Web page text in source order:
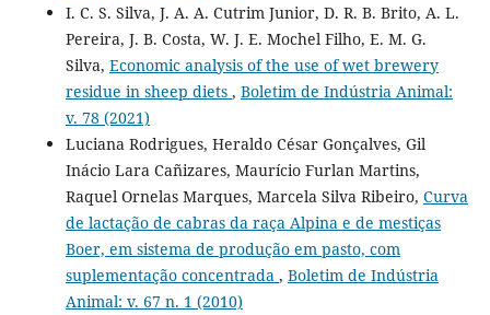
I. C. S. Silva, J. A. A. Cutrim Junior, D. R. B. Brito, A. L.
Pereira, J. B. Costa, W. J. E. Mochel Filho, E. M. G.
Silva, Economic analysis of the use of wet brewery
residue in sheep diets , Boletim de Indústria Animal:
v. 78 (2021)
Luciana Rodrigues, Heraldo César Gonçalves, Gil
Inácio Lara Cañizares, Maurício Furlan Martins,
Raquel Ornelas Marques, Marcela Silva Ribeiro, Curva
de lactação de cabras da raça Alpina e de mestiças
Boer, em sistema de produção em pasto, com
suplementação concentrada , Boletim de Indústria
Animal: v. 67 n. 1 (2010)